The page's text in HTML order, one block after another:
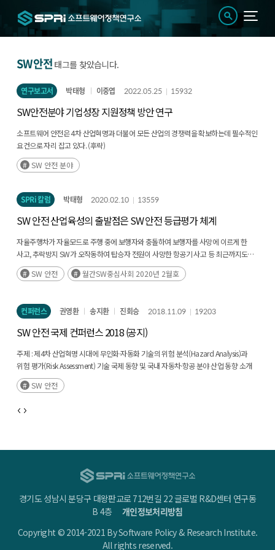
SW 안전 태그를 찾았습니다.
연구보고서 박태형 이중엽 2022.05.25 15932
SW안전분야 기업성장 지원정책 방안 연구
소프트웨어 안전은 4차 산업혁명과 더불어 모든 산업의 경쟁력을 확보하는데 필수적인
요건으로 자리 잡고 있다. (후략)
SW 안전 분야
SPRi 칼럼 박태형 2020.02.10 13559
SW 안전 산업육성의 출발점은 SW 안전 등급평가 체계
자율주행차가 자율모드로 주행 중에 보행자와 충돌하여 보행자를 사망에 이르게 한
사고, 추락방지 SW가 오작동하여 탑승자 전원이 사망한 항공기 사고 등 최근까지도
지속적으로 SW 안전 문제로 인한 사고가 발생하고 있다.(후략)
SW 안전 월간SW중심사회 2020년 2월호
컨퍼런스 권영환 송지환 진회승 2018.11.09 19203
SW 안전 국제 컨퍼런스 2018 (공지)
주제 :제4차 산업혁명 시대에 무인화·자동화 기술의 위험 분석(Hazard Analysis)과
위험 평가(Risk Assessment) 기술 국제 동향 및 국내 자동차·항공 분야 산업 동향 소개
및 논의
일시 :2018년 11월 29일(목) 09:00~16:40
SW 안전
경기도 성남시 분당구 대왕판교로 712번길 22 글로벌 R&D센터 연구동
B 4층개인정보처리방침
Copyright © 2014-2021 By Software Policy & Research Institute.
All rights reserved.